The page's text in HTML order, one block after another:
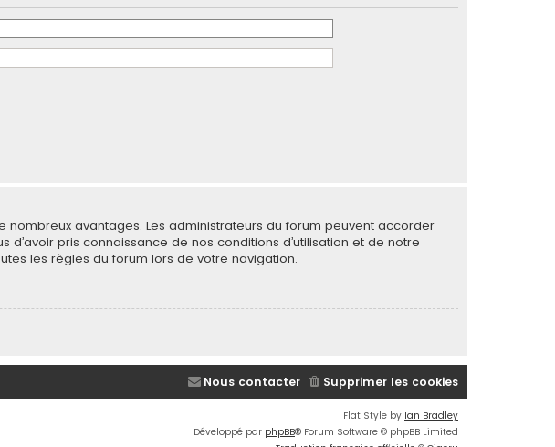
nombreux avantages. Les administrateurs du forum peuvent accorder
pris connaissance de nos conditions d’utilisation et de notre
les règles du forum lors de votre navigation.
Supprimer les cookies
Nous contacter
Flat Style by Ian Bradley
Développé par phpBB® Forum Software © phpBB Limited